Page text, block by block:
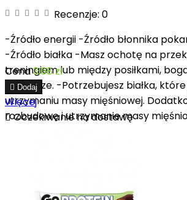
Recenzje: 0
-Źródło energii -Źródło błonnika
-Źródło białka -Masz ochotę na
treningiem lub między posiłkami,
odżywcze. -Potrzebujesz białka,
utrzymaniu masy mięśniowej.
rozbudowę i utrzymanie masy
Cena3,68 zł
 Dodaj
Więcej
Oczekiwanie na dostawę